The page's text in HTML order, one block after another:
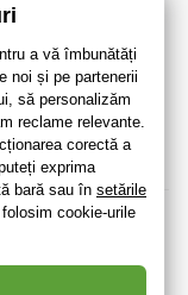
se aplică